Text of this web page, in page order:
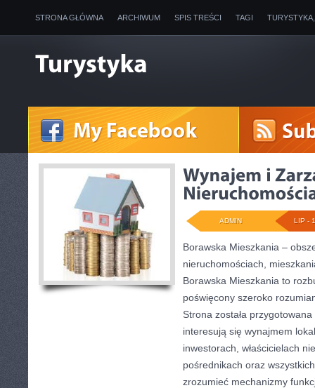
STRONA GŁÓWNA ARCHIWUM SPIS TREŚCI TAGI
LIP -
ADMIN
Borawska Mieszkania –
nieruchomościach,
Borawska Mieszkania to
poświęcony szeroko
Strona została
interesują się wynajmem
inwestorach, właścicielach
pośrednikach oraz
zrozumieć mechanizmy